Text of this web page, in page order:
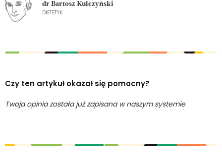
dr Bartosz Kulczyński
DIETETYK
Czy ten artykuł okazał się pomocny?
Twoja opinia została już zapisana w naszym systemie